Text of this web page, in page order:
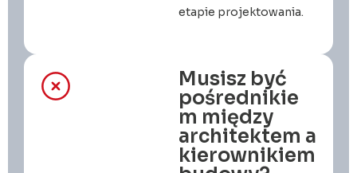
etapie projektowania.
Musisz być
pośrednikie
m między
architektem a
kierownikiem